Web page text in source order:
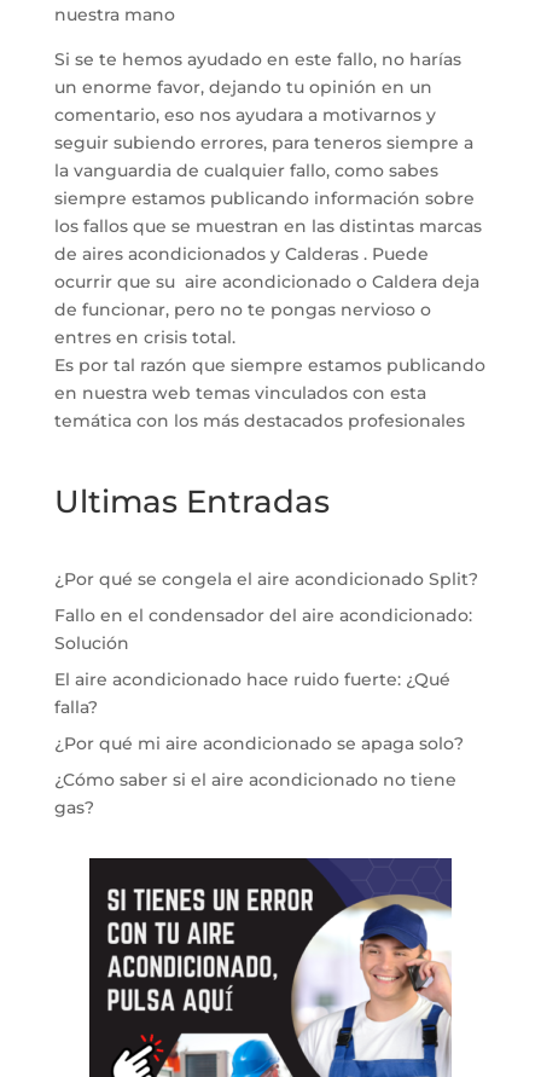
nuestra mano
Si se te hemos ayudado en este fallo, no harías
un enorme favor, dejando tu opinión en un
comentario, eso nos ayudara a motivarnos y
seguir subiendo errores, para teneros siempre a
la vanguardia de cualquier fallo, como sabes
siempre estamos publicando información sobre
los fallos que se muestran en las distintas marcas
de aires acondicionados y Calderas . Puede
ocurrir que su aire acondicionado o Caldera deja
de funcionar, pero no te pongas nervioso o
entres en crisis total.
Es por tal razón que siempre estamos publicando
en nuestra web temas vinculados con esta
temática con los más destacados profesionales
Ultimas Entradas
¿Por qué se congela el aire acondicionado Split?
Fallo en el condensador del aire acondicionado:
Solución
El aire acondicionado hace ruido fuerte: ¿Qué
falla?
¿Por qué mi aire acondicionado se apaga solo?
¿Cómo saber si el aire acondicionado no tiene
gas?